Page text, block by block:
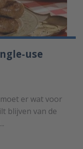
use
er wat voor
blijven van de